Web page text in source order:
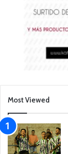
Most Viewed